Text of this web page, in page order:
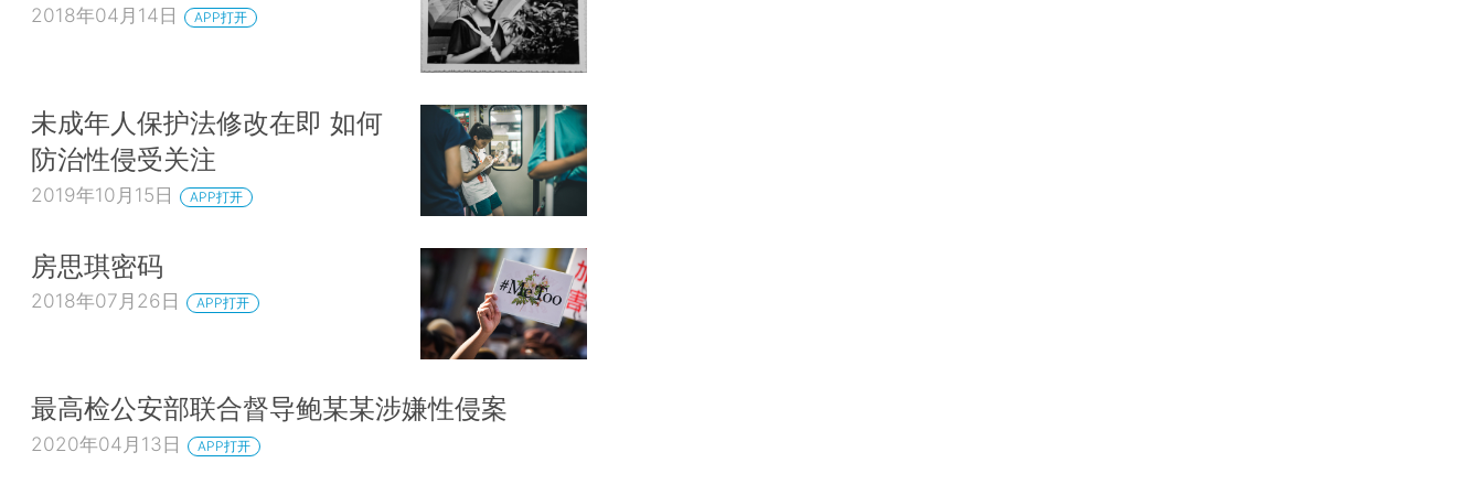
2018年04月14日 APP打开
未成年人保护法修改在即 如何
防治性侵受关注
2019年10月15日 APP打开
房思琪密码
2018年07月26日 APP打开
最高检公安部联合督导鲍某某涉嫌性侵案
2020年04月13日 APP打开